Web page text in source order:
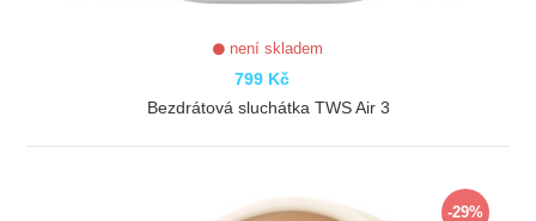
není skladem
799 Kč
Bezdrátová sluchátka TWS Air 3
-29%